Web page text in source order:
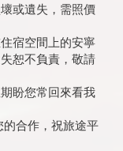
或遺失，需照價
宿空間上的安寧
恕不負責，敬請
盼您常回來看我
的合作，祝旅途平